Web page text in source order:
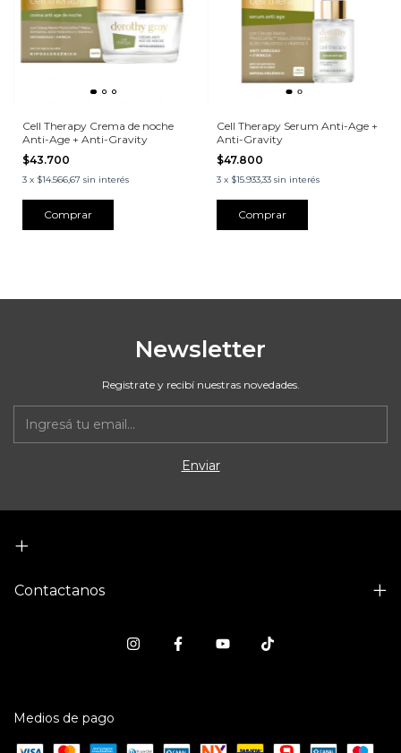
Cell Therapy Crema de noche
Anti-Age + Anti-Gravity
$43.700
3 x $14.566,67 sin interés
Cell Therapy Serum Anti-Age +
Anti-Gravity
$47.800
3 x $15.933,33 sin interés
Newsletter
Registrate y recibí nuestras novedades.
Contactanos
Medios de pago